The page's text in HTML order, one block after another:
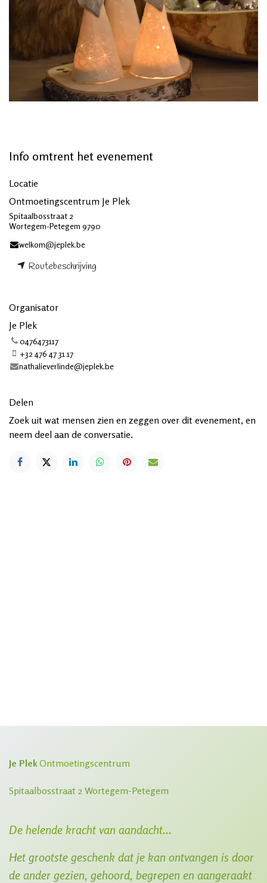
Info omtrent het evenement
Locatie
Ontmoetingscentrum Je Plek
Spitaalbosstraat 2
Wortegem-Petegem 9790
welkom@jeplek.be
Routebeschrijving
Organisator
Je Plek
0476473117
+32 476 47 31 17
nathalieverlinde@jeplek.be
Delen
Zoek uit wat mensen zien en zeggen over dit evenement, en
neem deel aan de conversatie.
Je Plek Ontmoetingscentrum
Spitaalbosstraat 2 Wortegem-Petegem
De helende kracht van aandacht...
​Het grootste geschenk dat je kan ontvangen is door
de ander gezien, gehoord, begrepen en aangeraakt